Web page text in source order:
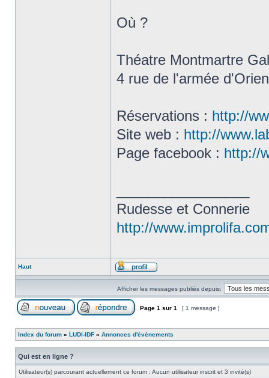
Où ?
Théatre Montmartre
4 rue de l'armée
Réservations : http://
Site web : http://
Page facebook : http://
Rudesse et Connerie
http://
Haut
Afficher les messages publiés depuis:
Page 1 sur 1 [ 1 message ]
Index du forum » LUDI-IDF » Annonces d'événements
Qui est en ligne ?
Utilisateur(s) parcourant actuellement ce forum : Aucun utilisateur inscrit et 3 invité(s)